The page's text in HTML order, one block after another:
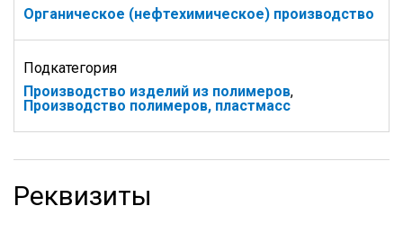
Органическое (нефтехимическое) производство
Подкатегория
Производство изделий из полимеров,
Производство полимеров, пластмасс
Реквизиты